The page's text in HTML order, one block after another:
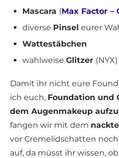
Mascara (Max Factor –
diverse Pinsel eurer
Wattestäbchen
wahlweise Glitzer (NYX)
Damit ihr nicht eure
ich euch, Foundation und
dem Augenmakeup
fangen wir mit dem
vor Cremelidschatten
auf, da müsst ihr wissen,